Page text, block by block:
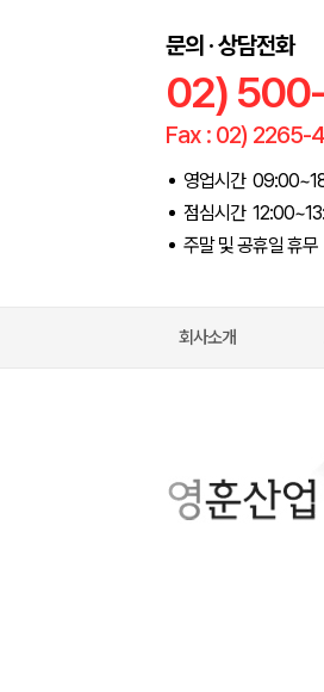
문의 · 상담전화
02)
Fax : 02) 2265-
영업시간
점심시간
주말 및 공휴일 휴무
회사소개